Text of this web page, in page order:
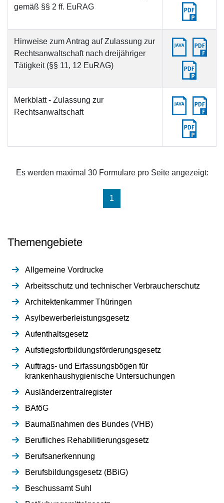
gemäß §§ 2 ff. EuRAG
Hinweise zum Antrag auf Zulassung zur
Rechtsanwaltschaft nach dreijähriger
Tätigkeit (§§ 11, 12 EuRAG)
Merkblatt - Zulassung zur
Rechtsanwaltschaft
Es werden maximal 30 Formulare pro Seite angezeigt:
1
Themengebiete
Allgemeine Vordrucke
Arbeitsschutz und technischer Verbraucherschutz
Architektenkammer Thüringen
Asylbewerberleistungsgesetz
Aufenthaltsgesetz
Aufstiegsfortbildungsförderungsgesetz
Auftrags- und Erfassungsbögen für
krankenhaushygienische Untersuchungen
Ausländerzentralregister
BAföG
Baumaßnahmen des Bundes (VHB)
Berufliches Rehabilitierungsgesetz
Berufsanerkennung
Berufsbildungsgesetz (BBiG)
Beschussamt Suhl